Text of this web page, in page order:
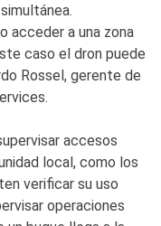
acceder a una zona
caso el dron puede
Rossel, gerente de
accesos
local, como los
verificar su uso
operaciones